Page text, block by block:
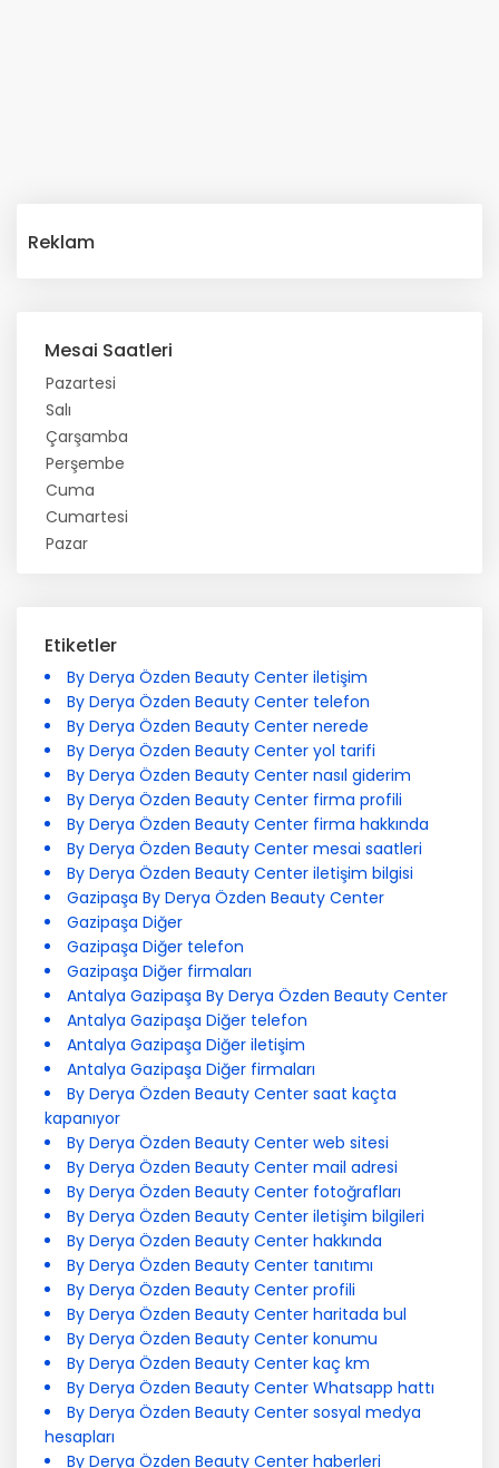
Reklam
Mesai Saatleri
Pazartesi
Salı
Çarşamba
Perşembe
Cuma
Cumartesi
Pazar
Etiketler
By Derya Özden Beauty Center iletişim
By Derya Özden Beauty Center telefon
By Derya Özden Beauty Center nerede
By Derya Özden Beauty Center yol tarifi
By Derya Özden Beauty Center nasıl giderim
By Derya Özden Beauty Center firma profili
By Derya Özden Beauty Center firma hakkında
By Derya Özden Beauty Center mesai saatleri
By Derya Özden Beauty Center iletişim bilgisi
Gazipaşa By Derya Özden Beauty Center
Gazipaşa Diğer
Gazipaşa Diğer telefon
Gazipaşa Diğer firmaları
Antalya Gazipaşa By Derya Özden Beauty Center
Antalya Gazipaşa Diğer telefon
Antalya Gazipaşa Diğer iletişim
Antalya Gazipaşa Diğer firmaları
By Derya Özden Beauty Center saat kaçta
kapanıyor
By Derya Özden Beauty Center web sitesi
By Derya Özden Beauty Center mail adresi
By Derya Özden Beauty Center fotoğrafları
By Derya Özden Beauty Center iletişim bilgileri
By Derya Özden Beauty Center hakkında
By Derya Özden Beauty Center tanıtımı
By Derya Özden Beauty Center profili
By Derya Özden Beauty Center haritada bul
By Derya Özden Beauty Center konumu
By Derya Özden Beauty Center kaç km
By Derya Özden Beauty Center Whatsapp hattı
By Derya Özden Beauty Center sosyal medya
hesapları
By Derya Özden Beauty Center haberleri